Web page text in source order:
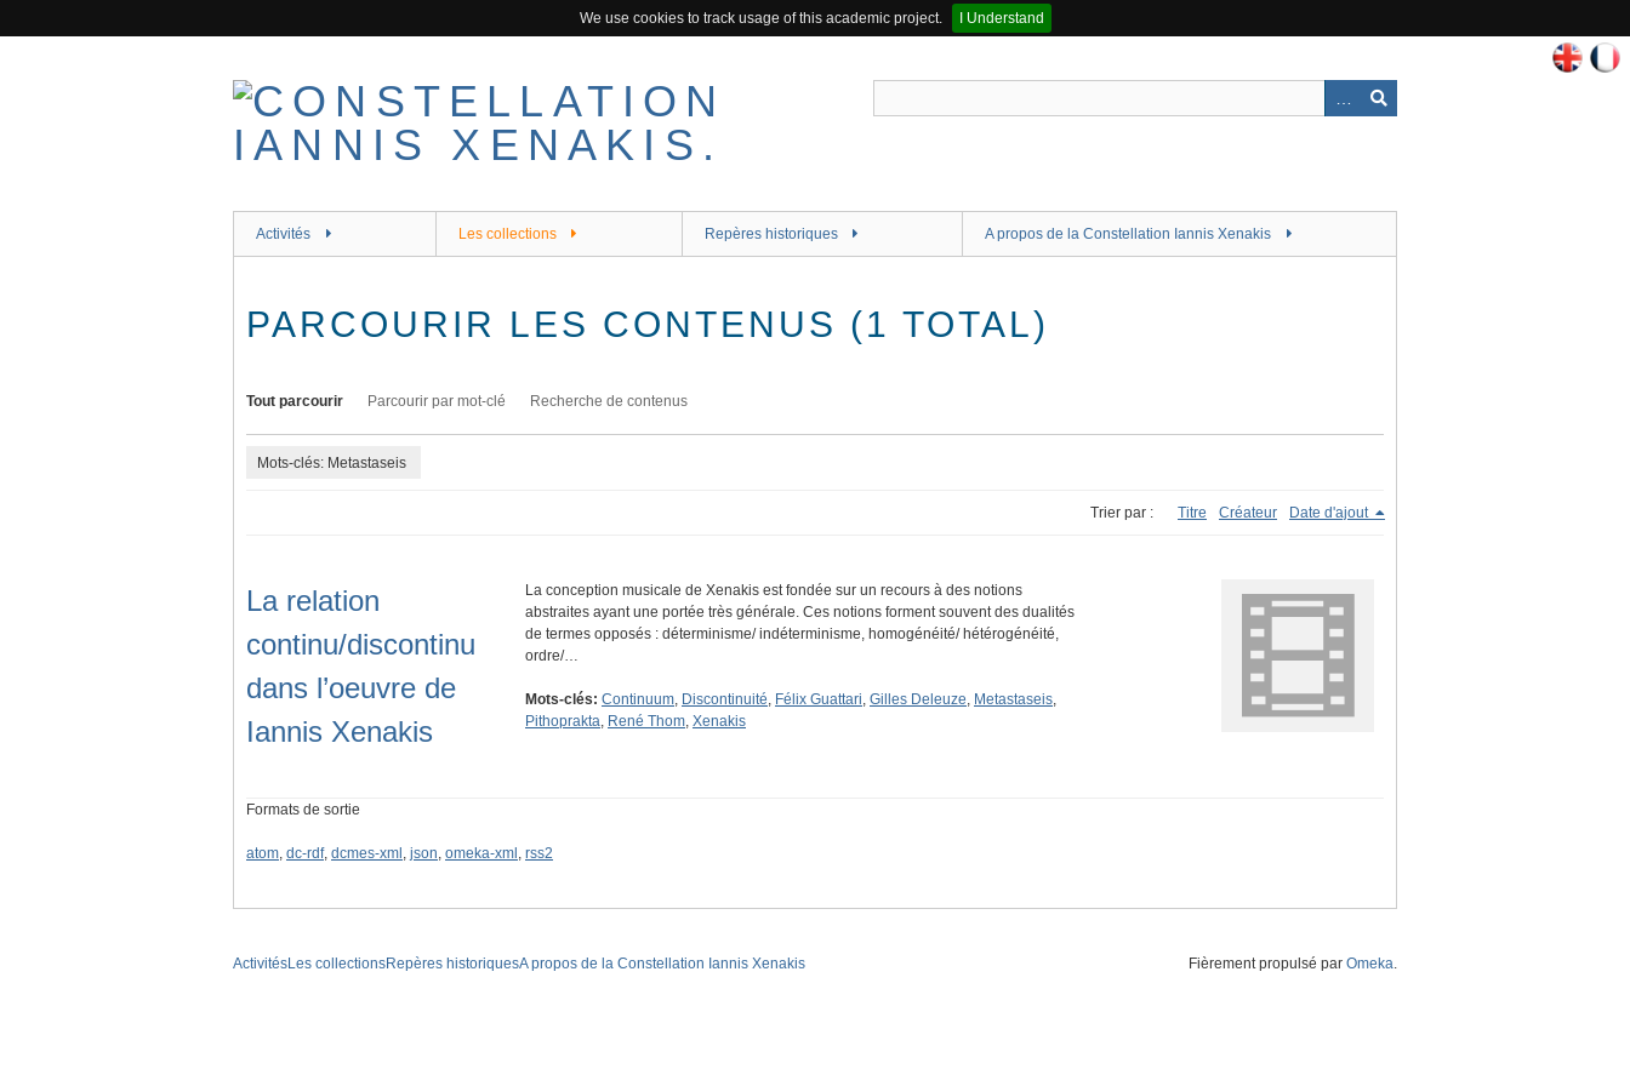
We use cookies to track usage of this academic project.
I Understand
Activités Les collections Repères historiques A propos de la Constellation Iannis Xenakis
PARCOURIR LES CONTENUS (1 TOTAL)
Tout parcourir Parcourir par mot-clé Recherche de contenus
Mots-clés: Metastaseis
Trier par : Titre Créateur Date d'ajout
La relation
continu/discontinu
dans l’oeuvre de
Iannis Xenakis
La conception musicale de Xenakis est fondée sur un recours à des notions
abstraites ayant une portée très générale. Ces notions forment souvent des dualités
de termes opposés : déterminisme/ indéterminisme, homogénéité/ hétérogénéité,
ordre/…
Mots-clés: Continuum, Discontinuité, Félix Guattari, Gilles Deleuze, Metastaseis,
Pithoprakta, René Thom, Xenakis
Formats de sortie
atom, dc-rdf, dcmes-xml , json, omeka-xml , rss2
ActivitésLes collectionsRepères historiquesA propos de la Constellation Iannis Xenakis Fièrement propulsé par Omeka.